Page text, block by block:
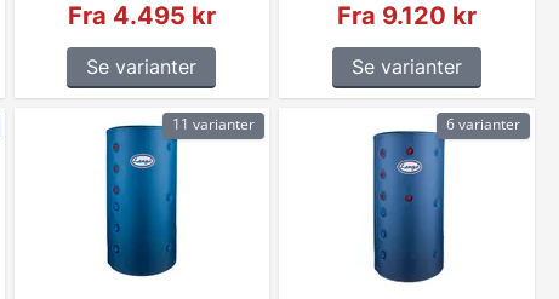
Fra 4.495 kr
Se varianter
Fra 9.120 kr
Se varianter
11 varianter 6 varianter